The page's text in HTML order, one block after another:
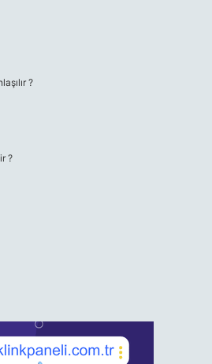
?
?